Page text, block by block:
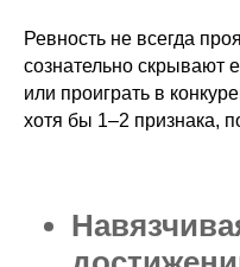
Ревность не всегда
сознательно скрывают
или проиграть в
хотя бы 1–2 признака,